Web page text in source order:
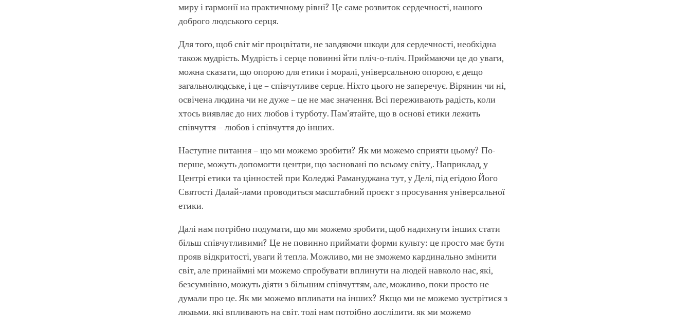
миру і гармонії на практичному рівні? Це саме розвиток сердечності, нашого
доброго людського серця.
Для того, щоб світ міг процвітати, не завдяючи шкоди для сердечності, необхідна
також мудрість. Мудрість і серце повинні йти пліч-о-пліч. Приймаючи це до уваги,
можна сказати, що опорою для етики і моралі, універсальною опорою, є дещо
загальнолюдське, і це – співчутливе серце. Ніхто цього не заперечує. Вірянин чи ні,
освічена людина чи не дуже – це не має значення. Всі переживають радість, коли
хтось виявляє до них любов і турботу. Пам'ятайте, що в основі етики лежить
співчуття – любов і співчуття до інших.
Наступне питання – що ми можемо зробити? Як ми можемо сприяти цьому? По-
перше, можуть допомогти центри, що засновані по всьому світу,. Наприклад, у
Центрі етики та цінностей при Коледжі Рамануджана тут, у Делі, під егідою Його
Святості Далай-лами проводиться масштабний проєкт з просування універсальної
етики.
Далі нам потрібно подумати, що ми можемо зробити, щоб надихнути інших стати
більш співчутливими? Це не повинно приймати форми культу: це просто має бути
прояв відкритості, уваги й тепла. Можливо, ми не зможемо кардинально змінити
світ, але принаймні ми можемо спробувати вплинути на людей навколо нас, які,
безсумнівно, можуть діяти з більшим співчуттям, але, можливо, поки просто не
думали про це. Як ми можемо впливати на інших? Якщо ми не можемо зустрітися з
людьми, які впливають на світ, тоді нам потрібно дослідити, як ми можемо